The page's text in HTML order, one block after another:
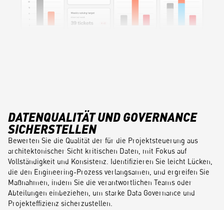
DATENQUALITÄT UND GOVERNANCE
SICHERSTELLEN
Bewerten Sie die Qualität der für die Projektsteuerung aus
architektonischer Sicht kritischen Daten, mit Fokus auf
Vollständigkeit und Konsistenz. Identifizieren Sie leicht Lücken,
die den Engineering-Prozess verlangsamen, und ergreifen Sie
Maßnahmen, indem Sie die verantwortlichen Teams oder
Abteilungen einbeziehen, um starke Data Governance und
Projekteffizienz sicherzustellen.